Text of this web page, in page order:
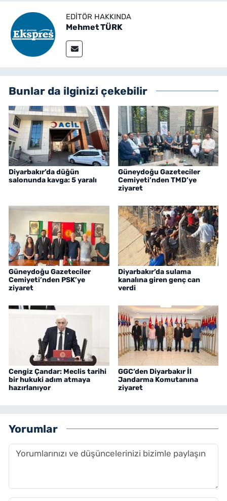
EDITÖR HAKKINDA
Mehmet TÜRK
Bunlar da ilginizi çekebilir
Diyarbakır’da düğün
salonunda kavga: 5 yaralı
Güneydoğu Gazeteciler
Cemiyeti’nden TMD’ye
ziyaret
Güneydoğu Gazeteciler
Cemiyeti’nden PSK’ye
ziyaret
Diyarbakır’da sulama
kanalına giren genç can
verdi
Cengiz Çandar: Meclis tarihi
bir hukuki adım atmaya
hazırlanıyor
GGC’den Diyarbakır İl
Jandarma Komutanına
ziyaret
Yorumlar